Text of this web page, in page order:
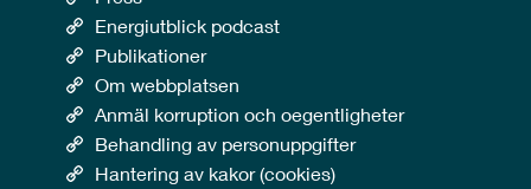
Energiutblick podcast
Publikationer
Om webbplatsen
Anmäl korruption och oegentligheter
Behandling av personuppgifter
Hantering av kakor (cookies)